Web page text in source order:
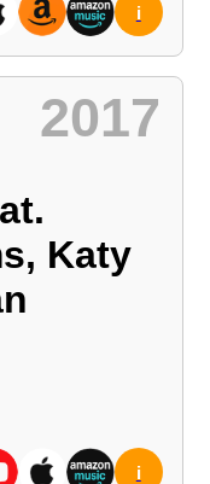
i
2017
Katy
i